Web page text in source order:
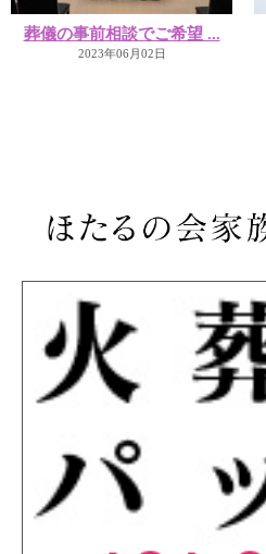
葬儀の事前相談でご希望 ...
2023年06月02日